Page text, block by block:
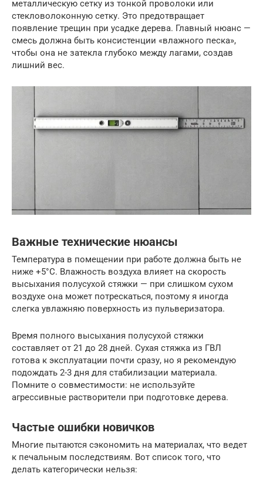
металлическую сетку из тонкой проволоки или
стекловолоконную сетку. Это предотвращает
появление трещин при усадке дерева. Главный нюанс —
смесь должна быть консистенции «влажного песка»,
чтобы она не затекла глубоко между лагами, создав
лишний вес.
Важные технические нюансы
Температура в помещении при работе должна быть не
ниже +5°C. Влажность воздуха влияет на скорость
высыхания полусухой стяжки — при слишком сухом
воздухе она может потрескаться, поэтому я иногда
слегка увлажняю поверхность из пульверизатора.
Время полного высыхания полусухой стяжки
составляет от 21 до 28 дней. Сухая стяжка из ГВЛ
готова к эксплуатации почти сразу, но я рекомендую
подождать 2-3 дня для стабилизации материала.
Помните о совместимости: не используйте
агрессивные растворители при подготовке дерева.
Частые ошибки новичков
Многие пытаются сэкономить на материалах, что ведет
к печальным последствиям. Вот список того, что
делать категорически нельзя: